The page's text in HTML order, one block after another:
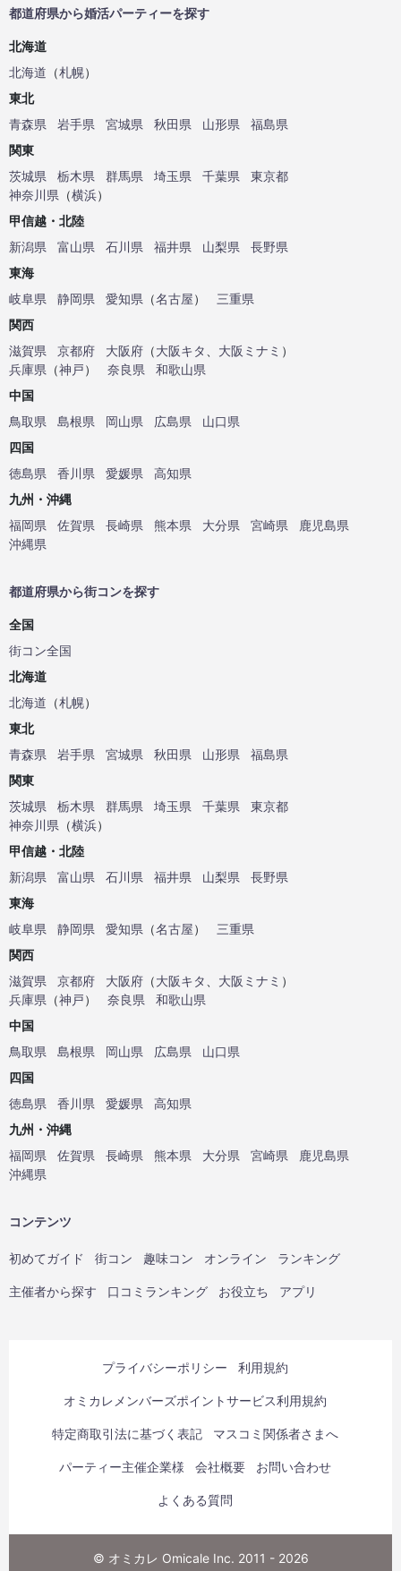
都道府県から婚活パーティーを探す
北海道
北海道 （札幌）
東北
青森県
岩手県 宮城県 秋田県 山形県
福島県
関東
茨城県
栃木県 群馬県 埼玉県 千葉県
東京都
神奈川県 （横浜）
甲信越・北陸
新潟県
富山県 石川県 福井県 山梨県
長野県
東海
岐阜県
静岡県 愛知県 （名古屋）
三重県
関西
滋賀県
京都府 大阪府 （大阪キタ 大阪ミナミ ）
兵庫県 （神戸） 奈良県
和歌山県
中国
鳥取県
島根県 岡山県 広島県
山口県
四国
徳島県
香川県 愛媛県
高知県
九州・沖縄
福岡県
佐賀県 長崎県 熊本県 大分県 宮崎県
鹿児島県
沖縄県
都道府県から街コンを探す
全国
街コン全国
北海道
北海道 （札幌）
東北
青森県
岩手県 宮城県 秋田県 山形県
福島県
関東
茨城県
栃木県 群馬県 埼玉県 千葉県
東京都
神奈川県 （横浜）
甲信越・北陸
新潟県
富山県 石川県 福井県 山梨県
長野県
東海
岐阜県
静岡県 愛知県 （名古屋）
三重県
関西
滋賀県
京都府 大阪府 （大阪キタ 大阪ミナミ ）
兵庫県 （神戸） 奈良県
和歌山県
中国
鳥取県
島根県 岡山県 広島県
山口県
四国
徳島県
香川県 愛媛県
高知県
九州・沖縄
福岡県
佐賀県 長崎県 熊本県 大分県 宮崎県
鹿児島県
沖縄県
コンテンツ
初めてガイド 街コン 趣味コン オンライン ランキング
主催者から探す 口コミランキング お役立ち アプリ
プライバシーポリシー 利用規約
オミカレメンバーズポイントサービス利用規約
特定商取引法に基づく表記 マスコミ関係者さまへ
パーティー主催企業様 会社概要 お問い合わせ
よくある質問
© オミカレ Omicale Inc. 2011 - 2026